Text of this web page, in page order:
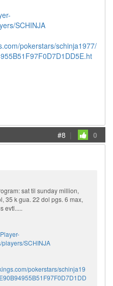
SCHINJA
pokerstars/schinja1977/
#8 | 0
sat til sunday million,
35 k gua. 22 dol pgs. 6 max,
evtl.....
SCHINJA
pokerstars/schinja19